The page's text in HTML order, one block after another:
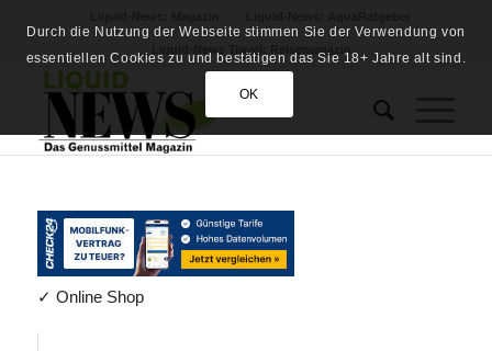
✓ Online Shop
Durch die Nutzung der Webseite stimmen Sie der Verwendung von
essentiellen Cookies zu und bestätigen das Sie 18+ Jahre alt sind.
OK